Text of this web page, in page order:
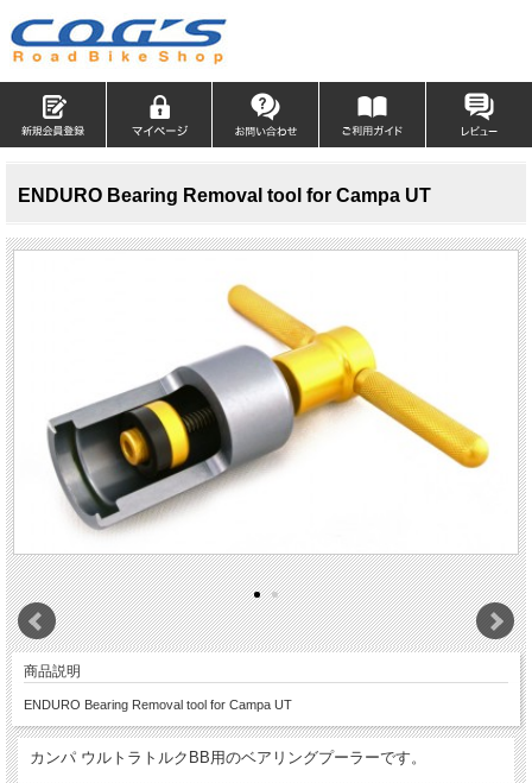
ENDURO Bearing Removal tool for Campa UT
商品説明
ENDURO Bearing Removal tool for Campa UT
カンパ ウルトラトルクBB用のベアリングプーラーです。